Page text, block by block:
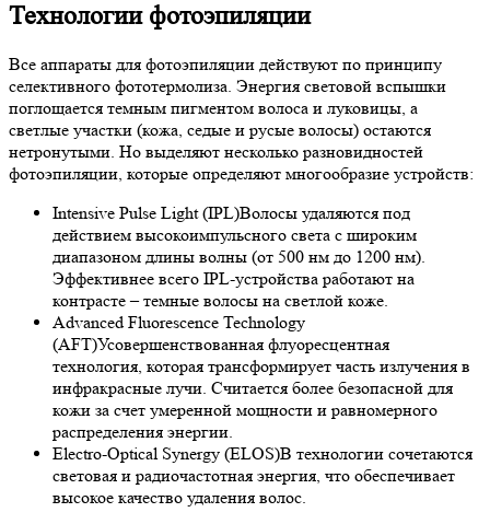
Технологии фотоэпиляции
Все аппараты для фотоэпиляции действуют по принципу
селективного фототермолиза. Энергия световой вспышки
поглощается темным пигментом волоса и луковицы, а
светлые участки (кожа, седые и русые волосы) остаются
нетронутыми. Но выделяют несколько разновидностей
фотоэпиляции, которые определяют многообразие устройств:
Intensive Pulse Light (IPL)Волосы удаляются под
действием высокоимпульсного света с широким
диапазоном длины волны (от 500 нм до 1200 нм).
Эффективнее всего IPL-устройства работают на
контрасте – темные волосы на светлой коже.
Advanced Fluorescence Technology
(AFT)Усовершенствованная флуоресцентная
технология, которая трансформирует часть излучения в
инфракрасные лучи. Считается более безопасной для
кожи за счет умеренной мощности и равномерного
распределения энергии.
Electro-Optical Synergy (ELOS)В технологии сочетаются
световая и радиочастотная энергия, что обеспечивает
высокое качество удаления волос.